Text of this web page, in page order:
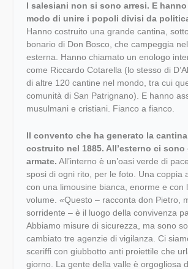
I salesiani non si sono arresi. E
modo di unire i popoli divisi da
Hanno costruito una grande cantina,
bonario di Don Bosco, che campeggia
esterna. Hanno chiamato un enologo
come Riccardo Cotarella (lo stesso di
di altre 120 cantine nel mondo, tra cui
comunità di San Patrignano). E hanno
musulmani e cristiani. Fianco a fianco.
Il convento che ha generato la
costruito nel 1885. All’esterno ci sono
armate. All’interno è un’oasi verde di
sposi di ogni rito, per le foto. Una coppia
con una limousine bianca, enorme e con
volume. «Questo – racconta don Pietro,
sorridente – è il luogo della convivenza
Abbiamo misure di sicurezza, ma sono
cambiato tre agenzie di vigilanza. Ci
sceriffi con giubbotto anti proiettile che
giorno. La gente della valle è orgogliosa